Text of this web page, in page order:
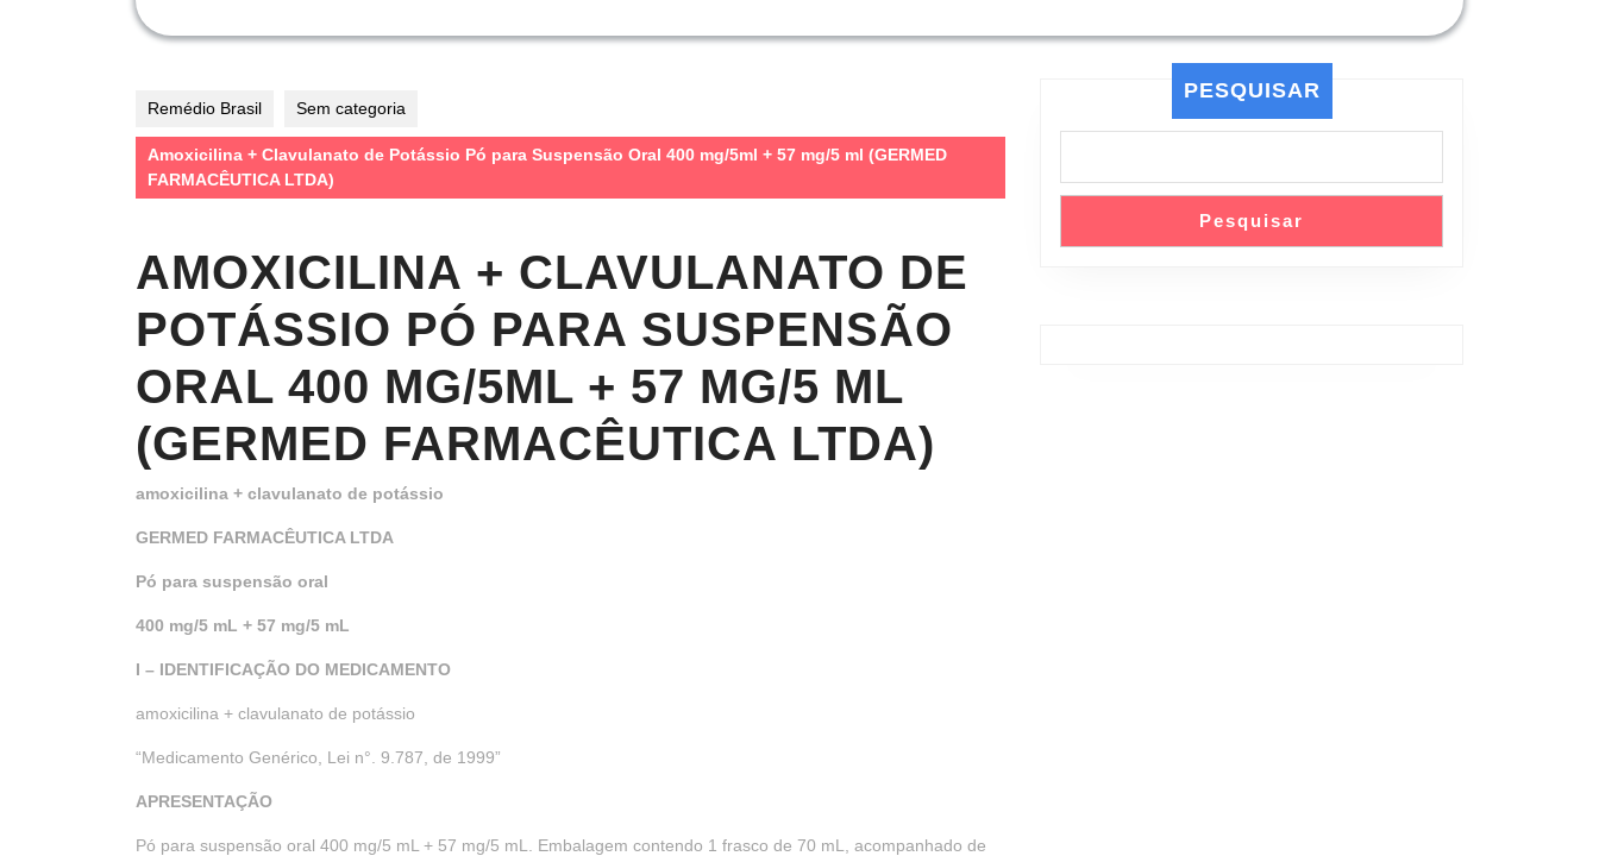
Remédio Brasil Sem categoria
Amoxicilina + Clavulanato de Potássio Pó para Suspensão Oral 400 mg/5ml + 57 mg/5 ml (GERMED
FARMACÊUTICA LTDA)
AMOXICILINA + CLAVULANATO DE
POTÁSSIO PÓ PARA SUSPENSÃO
ORAL 400 MG/5ML + 57 MG/5 ML
(GERMED FARMACÊUTICA LTDA)
amoxicilina + clavulanato de potássio
GERMED FARMACÊUTICA LTDA
Pó para suspensão oral
400 mg/5 mL + 57 mg/5 mL
I – IDENTIFICAÇÃO DO MEDICAMENTO
amoxicilina + clavulanato de potássio
“Medicamento Genérico, Lei n°. 9.787, de 1999”
APRESENTAÇÃO
Pó para suspensão oral 400 mg/5 mL + 57 mg/5 mL. Embalagem contendo 1 frasco de 70 mL, acompanhado de
PESQUISAR
Pesquisar